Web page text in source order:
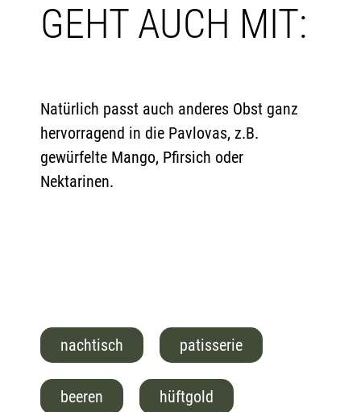
GEHT AUCH MIT:
Natürlich passt auch anderes Obst ganz
hervorragend in die Pavlovas, z.B.
gewürfelte Mango, Pfirsich oder
Nektarinen.
nachtisch patisserie
beeren hüftgold